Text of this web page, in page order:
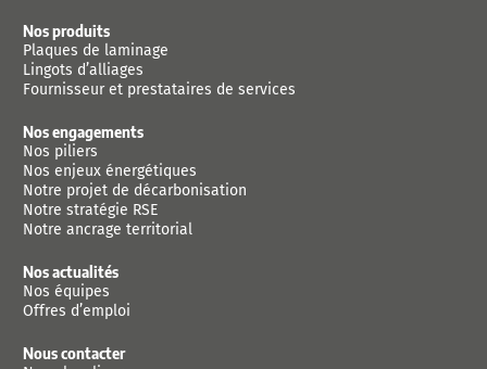
Nos produits
Plaques de laminage
Lingots d’alliages
Fournisseur et prestataires de services
Nos engagements
Nos piliers
Nos enjeux énergétiques
Notre projet de décarbonisation
Notre stratégie RSE
Notre ancrage territorial
Nos actualités
Nos équipes
Offres d’emploi
Nous contacter